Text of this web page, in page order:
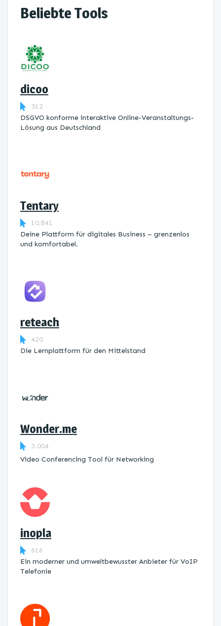
Beliebte Tools
dicoo
312
DSGVO konforme interaktive Online-Veranstaltungs-
Lösung aus Deutschland
Tentary
10.841
Deine Plattform für digitales Business – grenzenlos
und komfortabel.
reteach
420
Die Lernplattform ​für den Mittelstand
Wonder.me
3.004
Video Conferencing Tool für Networking
inopla
616
Ein moderner und umweltbewusster Anbieter für VoIP
Telefonie